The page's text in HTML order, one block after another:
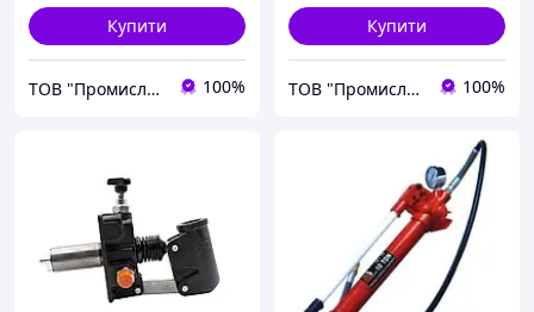
Купити
ТОВ "Промислова Гідравліка" 100%
Купити
ТОВ "Промислова Гідравліка" 100%